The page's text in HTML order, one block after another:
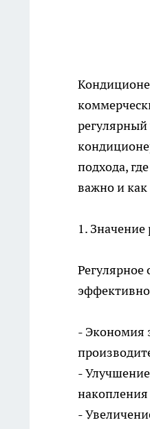
регулярный
подхода,
важно и
1. Значение
Регулярное
- Экономия
-
накопления
-